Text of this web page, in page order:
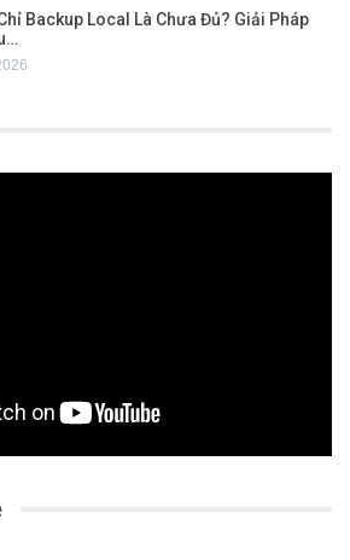
Backup Local Là Chưa Đủ? Giải Pháp